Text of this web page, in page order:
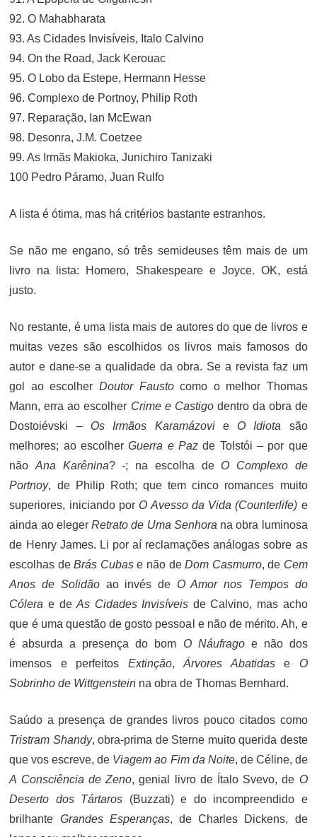
92. O Mahabharata
93. As Cidades Invisíveis, Italo Calvino
94. On the Road, Jack Kerouac
95. O Lobo da Estepe, Hermann Hesse
96. Complexo de Portnoy, Philip Roth
97. Reparação, Ian McEwan
98. Desonra, J.M. Coetzee
99. As Irmãs Makioka, Junichiro Tanizaki
100 Pedro Páramo, Juan Rulfo
A lista é ótima, mas há critérios bastante estranhos.
Se não me engano, só três semideuses têm mais de um
livro na lista: Homero, Shakespeare e Joyce. OK, está
justo.
No restante, é uma lista mais de autores do que de livros e
muitas vezes são escolhidos os livros mais famosos do
autor e dane-se a qualidade da obra. Se a revista faz um
gol ao escolher Doutor Faustocomo o melhor Thomas
Mann, erra ao escolher Crime e Castigo dentro da obra de
Dostoiévski – Os Irmãos Karamázovi e O Idiota são
melhores; ao escolherGuerra e Paz de Tolstói – por que
nãoAna Karênina? -; na escolha de O Complexo de
Portnoy, de Philip Roth; que tem cinco romances muito
superiores, iniciando por O Avesso da Vida (Counterlife) e
ainda ao elegerRetrato de Uma Senhora na obra luminosa
de Henry James. Li por aí reclamações análogas sobre as
escolhas deBrás Cubase não deDom Casmurro, de Cem
Anos de Solidãoao invés de O Amor nos Tempos do
Cólera e deAs Cidades Invisíveis de Calvino, mas acho
que é uma questão de gosto pessoal e não de mérito. Ah, e
é absurda a presença do bom O Náufragoe não dos
imensos e perfeitos Extinção,Árvores Abatidase O
Sobrinho de Wittgenstein na obra de Thomas Bernhard.
Saúdo a presença de grandes livros pouco citados como
Tristram Shandy, obra-prima de Sterne muito querida deste
que vos escreve, de Viagem ao Fim da Noite, de Céline, de
A Consciência de Zeno, genial livro de Ítalo Svevo, de O
Deserto dos Tártaros (Buzzati) e do incompreendido e
brilhante Grandes Esperanças, de Charles Dickens, de